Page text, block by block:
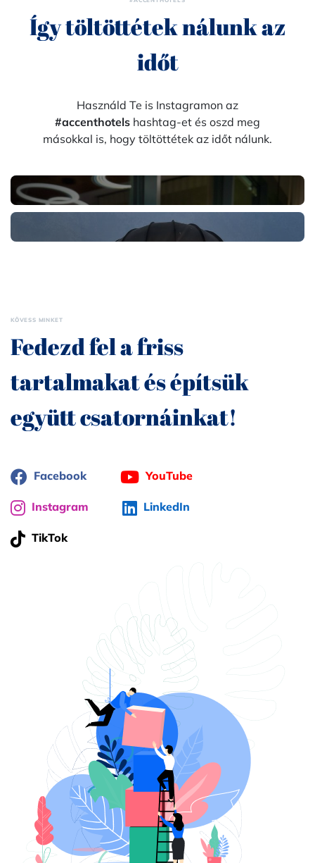
Így töltöttétek nálunk az
időt
Használd Te is Instagramon az
#accenthotels hashtag-et és oszd meg
másokkal is, hogy töltöttétek az időt nálunk.
KÖVESS MINKET
Fedezd fel a friss
tartalmakat és építsük
együtt csatornáinkat!
Facebook YouTube
Instagram LinkedIn
TikTok